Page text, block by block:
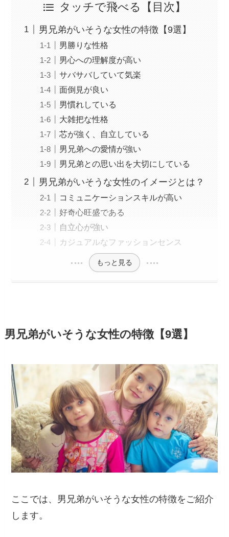
タッチで飛べる【目次】
男兄弟がいそうな女性の特徴【9選】
男勝りな性格
男心への理解度が高い
サバサバしていて気楽
面倒見が良い
男慣れしている
大雑把な性格
芯が強く、自立している
男兄弟への愛情が強い
男兄弟との思い出を大切にしている
男兄弟がいそうな女性のイメージとは？
コミュニケーションスキルが高い
好奇心旺盛である
自立心が強い
カジュアルなファッションセンス
もっと見る
男兄弟がいそうな女性の特徴【9選】
ここでは、男兄弟がいそうな女性の特徴をご紹介
します。